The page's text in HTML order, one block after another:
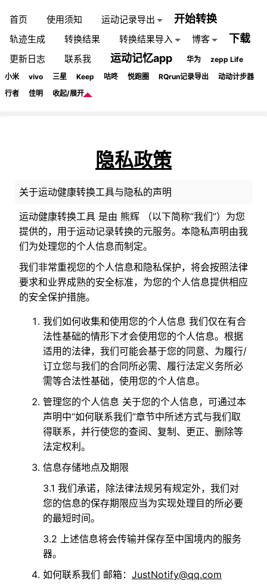
首页 使用须知 运动记录导出 开始转换
轨迹生成 转换结果 转换结果导入 博客 下载
更新日志 联系我 运动记忆app 华为
zepp Life
小米
vivo 三星 Keep 咕咚 悦跑圈 RQrun记录导出
动动计步器
行者
佳明 收起/展开
隐私政策
关于运动健康转换工具与隐私的声明
运动健康转换工具 是由 熊辉 （以下简称“我们”）为您
提供的，用于运动记录转换的元服务。本隐私声明由我
们为处理您的个人信息而制定。
我们非常重视您的个人信息和隐私保护，将会按照法律
要求和业界成熟的安全标准，为您的个人信息提供相应
的安全保护措施。
我们如何收集和使用您的个人信息 我们仅在有合
法性基础的情形下才会使用您的个人信息。根据
适用的法律，我们可能会基于您的同意、为履行/
订立您与我们的合同所必需、履行法定义务所必
需等合法性基础，使用您的个人信息。
管理您的个人信息 关于您的个人信息，可通过本
声明中“如何联系我们”章节中所述方式与我们取
得联系，并行使您的查阅、复制、更正、删除等
法定权利。
信息存储地点及期限
3.1 我们承诺，除法律法规另有规定外，我们对
您的信息的保存期限应当为实现处理目的所必要
的最短时间。
3.2 上述信息将会传输并保存至中国境内的服务
器。
如何联系我们 邮箱： JustNotify@qq.com